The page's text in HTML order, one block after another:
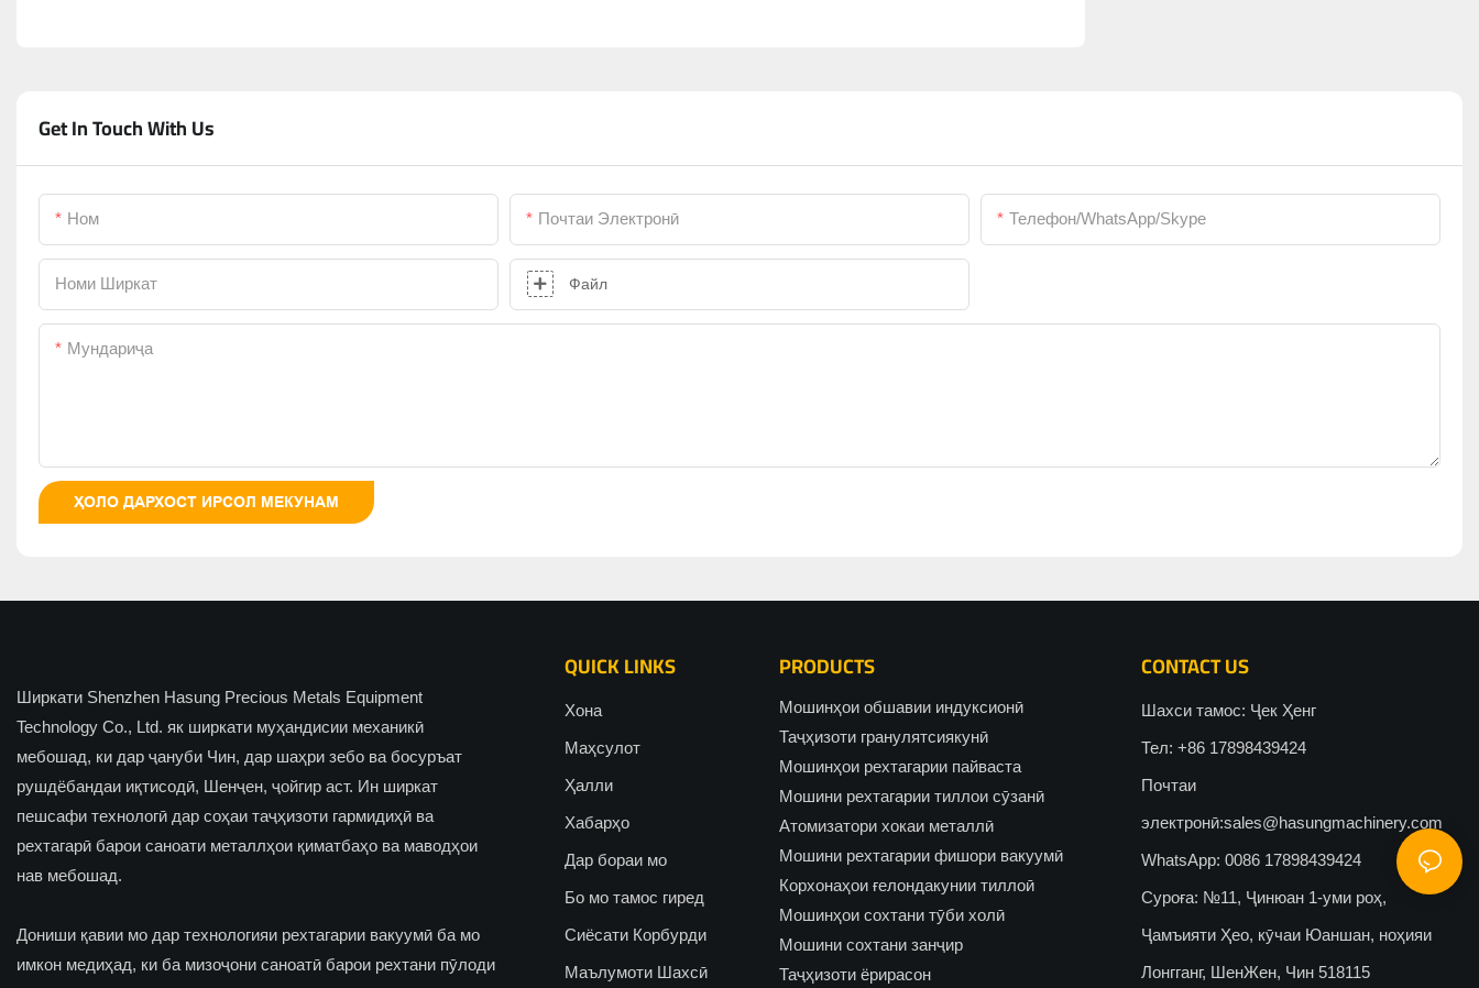
Get In Touch With Us
Ном Почтаи Электронӣ Телефон/WhatsApp/Skype
Номи Ширкат Файл
Мундариҷа
ҲОЛО ДАРХОСТ ИРСОЛ МЕКУНАМ
Ширкати Shenzhen Hasung Precious Metals Equipment
Technology Co., Ltd. як ширкати муҳандисии механикӣ
мебошад, ки дар ҷануби Чин, дар шаҳри зебо ва босуръат
рушдёбандаи иқтисодӣ, Шенҷен, ҷойгир аст. Ин ширкат
пешсафи технологӣ дар соҳаи таҷҳизоти гармидиҳӣ ва
рехтагарӣ барои саноати металлҳои қиматбаҳо ва маводҳои
нав мебошад.
Дониши қавии мо дар технологияи рехтагарии вакуумӣ ба мо
имкон медиҳад, ки ба мизоҷони саноатӣ барои рехтани пӯлоди
QUICK LINKS
Хона
Маҳсулот
Ҳалли
Хабарҳо
Дар бораи мо
Бо мо тамос гиред
Сиёсати Корбурди
Маълумоти Шахсӣ
PRODUCTS
Мошинҳои обшавии индуксионӣ
Таҷҳизоти гранулятсиякунӣ
Мошинҳои рехтагарии пайваста
Мошини рехтагарии тиллои сӯзанӣ
Атомизатори хокаи металлӣ
Мошини рехтагарии фишори вакуумӣ
Корхонаҳои ғелондакунии тиллоӣ
Мошинҳои сохтани тӯби холӣ
Мошини сохтани занҷир
Таҷҳизоти ёрирасон
CONTACT US
Шахси тамос: Ҷек Ҳенг
Тел: +86 17898439424
Почтаи
электронӣ:sales@hasungmachinery.com
WhatsApp: 0086 17898439424
Суроға: №11, Ҷинюан 1-уми роҳ,
Ҷамъияти Ҳео, кӯчаи Юаншан, ноҳияи
Лонгганг, ШенЖен, Чин 518115